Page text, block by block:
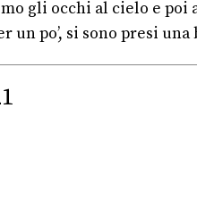
gli occhi al cielo e
un po’, si sono presi